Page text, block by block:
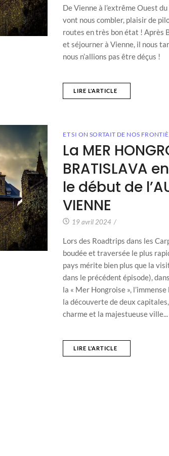
De Vienne à l’extrême Ouest
vont nous combler, plaisir de
routes en très bon état ! Après
et séjourner à Vienne, il nous
nous n’allions pas être déçus !
LIRE L'ARTICLE
ET SI ON SORTAIT DE NOS
La MER
BRATISLAVA
le début de
VIENNE
19 avril 2024 /
Lors des Roadtrips dans les
boudée et traversée le plus
pays mérite bien plus que la
dans le précédent épisode),
la « Mer Hongroise »,
la découverte de deux
charme et la majestueuse ville...
LIRE L'ARTICLE